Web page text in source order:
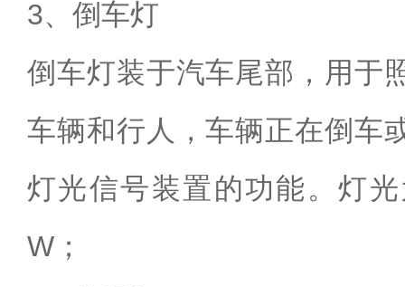
3、倒车灯
倒车灯装于汽车尾部，用于
车辆和行人，车辆正在倒车
灯光信号装置的功能。灯
W；